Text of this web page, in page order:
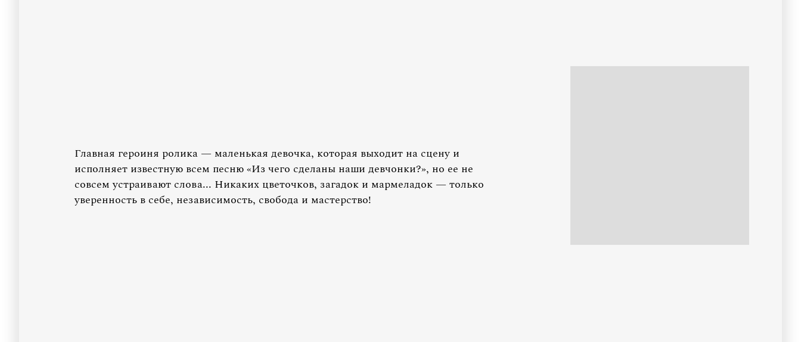
Главная героиня ролика — маленькая девочка, которая выходит на сцену и
исполняет известную всем песню «Из чего сделаны наши девчонки?», но ее не
совсем устраивают слова... Никаких цветочков, загадок и мармеладок — только
уверенность в себе, независимость, свобода и мастерство!